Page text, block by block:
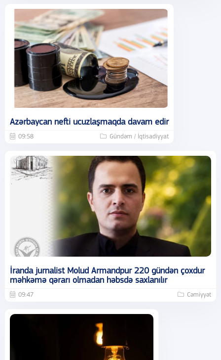
Azərbaycan nefti ucuzlaşmaqda davam edir
09:58 Gündəm / İqtisadiyyat
İranda jurnalist Molud Armandpur 220 gündən çoxdur
məhkəmə qərarı olmadan həbsdə saxlanılır
09:47 Cəmiyyət